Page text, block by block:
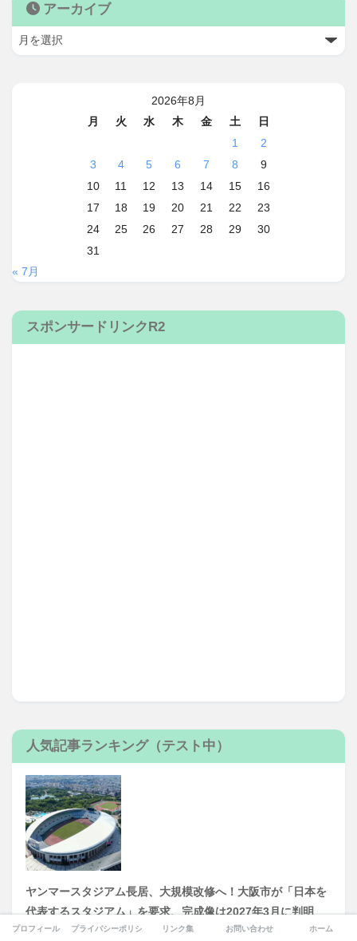
アーカイブ
2026年8月
月
火 水 木 金 土
日
1
2
3
4 5 6 7 8
9
10
11 12 13 14 15
16
17
18 19 20 21 22
23
24
25 26 27 28 29
30
31
« 7月
スポンサードリンクR2
人気記事ランキング（テスト中）
ヤンマースタジアム長居、大規模改修へ！大阪市が「日本を
代表するスタジアム」を要求、完成像は2027年3月に判明
2026年7月25日
プロフィール プライバシーポリシー リンク集 お問い合わせ ホーム